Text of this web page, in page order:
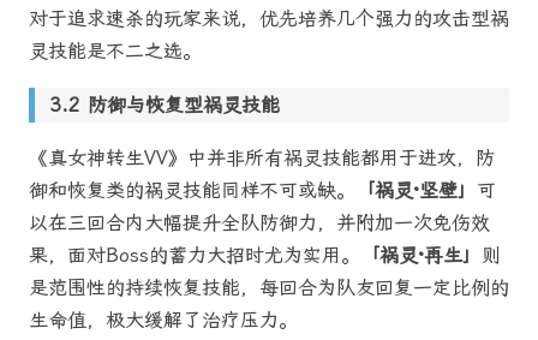
对于追求速杀的玩家来说，优先培养几个强力的攻击型祸
灵技能是不二之选。
防御与恢复型祸灵技能
《真女神转生VV》中并非所有祸灵技能都用于进攻，防
御和恢复类的祸灵技能同样不可或缺。
「祸灵·坚壁」 可
以在三回合内大幅提升全队防御力，并附加一次免伤效
果，面对Boss的蓄力大招时尤为实用。
「祸灵·再生」
则
是范围性的持续恢复技能，每回合为队友回复一定比例的
生命值，极大缓解了治疗压力。